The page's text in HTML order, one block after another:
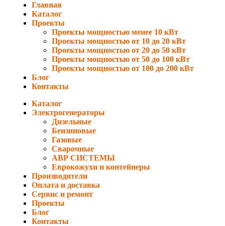
Главная
Каталог
Проекты
Проекты мощностью менее 10 кВт
Проекты мощностью от 10 до 20 кВт
Проекты мощностью от 20 до 50 кВт
Проекты мощностью от 50 до 100 кВт
Проекты мощностью от 100 до 200 кВт
Блог
Контакты
Каталог
Электрогенераторы
Дизельные
Бензиновые
Газовые
Сварочные
АВР СИСТЕМЫ
Еврокожухи и контейнеры
Производители
Оплата и доставка
Сервис и ремонт
Проекты
Блог
Контакты